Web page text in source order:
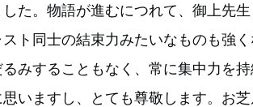
た。物語が進むにつれて、御上先
ト同士の結束力みたいなものも強
みすることもなく、常に集中力を
いますし、とても尊敬します。お